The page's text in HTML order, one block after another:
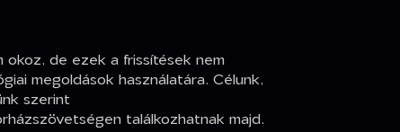
de ezek a frissítések nem
megoldások használatára. Célunk,
szerint
találkozhatnak majd.